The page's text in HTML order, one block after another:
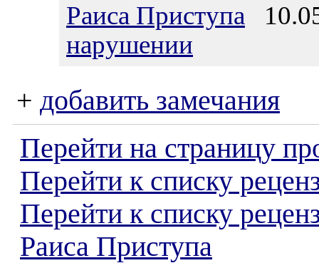
Раиса Приступа
нарушении
+ добавить замечания
Перейти на страницу
Перейти к списку
Перейти к списку
Раиса Приступа